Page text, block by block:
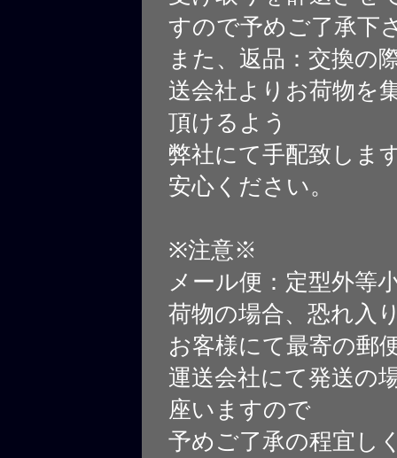
すので予めご了承下
また、返品：交換の
送会社よりお荷物を
頂けるよう
弊社にて手配致しま
安心ください。
※注意※
メール便：定型外等
荷物の場合、恐れ入
お客様にて最寄の郵
運送会社にて発送の
座いますので
予めご了承の程宜し